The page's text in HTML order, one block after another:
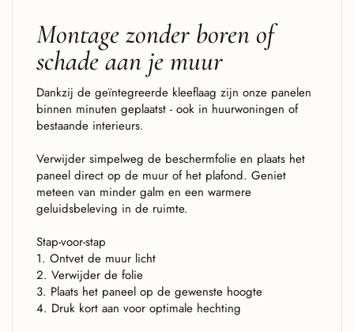
Montage zonder boren of
schade aan je muur
Dankzij de geïntegreerde kleeflaag zijn onze panelen
binnen minuten geplaatst - ook in huurwoningen of
bestaande interieurs.
Verwijder simpelweg de beschermfolie en plaats het
paneel direct op de muur of het plafond. Geniet
meteen van minder galm en een warmere
geluidsbeleving in de ruimte.
Stap-voor-stap
1. Ontvet de muur licht
2. Verwijder de folie
3. Plaats het paneel op de gewenste hoogte
4. Druk kort aan voor optimale hechting